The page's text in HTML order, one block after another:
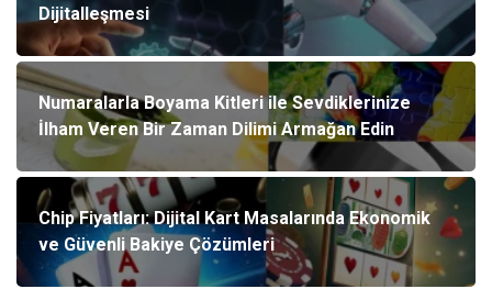
Dijitalleşmesi
Numaralarla Boyama Kitleri ile Sevdiklerinize
İlham Veren Bir Zaman Dilimi Armağan Edin
Chip Fiyatları: Dijital Kart Masalarında Ekonomik
ve Güvenli Bakiye Çözümleri